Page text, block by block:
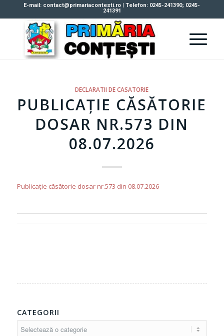
E-mail: contact@primariacontesti.ro | Telefon: 0245-241390; 0245-
241391
DECLARATII DE CASATORIE
PUBLICAȚIE CĂSĂTORIE
DOSAR NR.573 DIN
08.07.2026
Publicație căsătorie dosar nr.573 din 08.07.2026
CATEGORII